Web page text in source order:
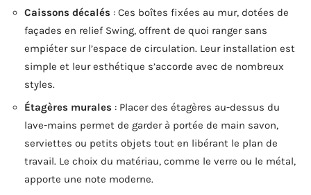
Caissons décalés : Ces boîtes fixées au mur, dotées de
façades en relief Swing, offrent de quoi ranger sans
empiéter sur l’espace de circulation. Leur installation est
simple et leur esthétique s’accorde avec de nombreux
styles.
Étagères murales : Placer des étagères au-dessus du
lave-mains permet de garder à portée de main savon,
serviettes ou petits objets tout en libérant le plan de
travail. Le choix du matériau, comme le verre ou le métal,
apporte une note moderne.